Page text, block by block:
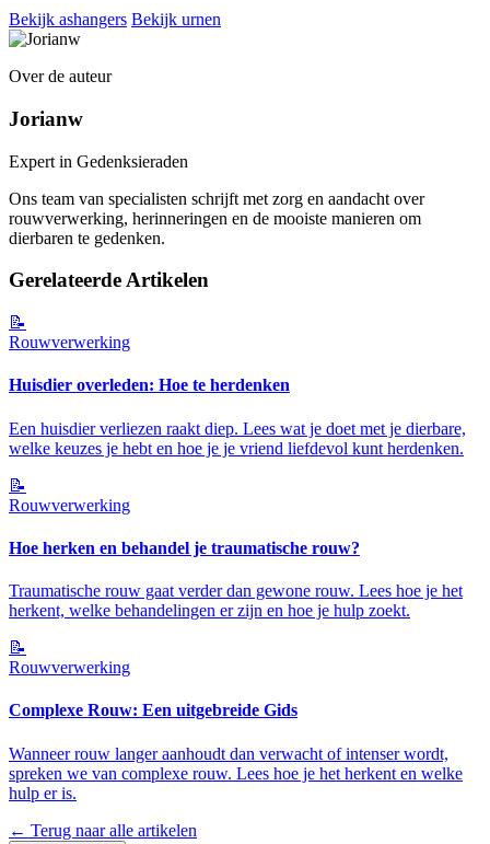
Bekijk ashangers Bekijk urnen
Over de auteur
Jorianw
Expert in Gedenksieraden
Ons team van specialisten schrijft met zorg en aandacht over
rouwverwerking, herinneringen en de mooiste manieren om
dierbaren te gedenken.
Gerelateerde Artikelen
📝
Rouwverwerking
Huisdier overleden: Hoe te herdenken
Een huisdier verliezen raakt diep. Lees wat je doet met je dierbare,
welke keuzes je hebt en hoe je je vriend liefdevol kunt herdenken.
📝
Rouwverwerking
Hoe herken en behandel je traumatische rouw?
Traumatische rouw gaat verder dan gewone rouw. Lees hoe je het
herkent, welke behandelingen er zijn en hoe je hulp zoekt.
📝
Rouwverwerking
Complexe Rouw: Een uitgebreide Gids
Wanneer rouw langer aanhoudt dan verwacht of intenser wordt,
spreken we van complexe rouw. Lees hoe je het herkent en welke
hulp er is.
← Terug naar alle artikelen